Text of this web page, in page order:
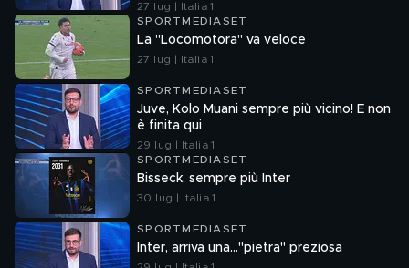
27 lug | Italia 1
SPORTMEDIASET
La "Locomotora" va veloce
27 lug | Italia 1
SPORTMEDIASET
Juve, Kolo Muani sempre più vicino! E non
è finita qui
29 lug | Italia 1
SPORTMEDIASET
Bisseck, sempre più Inter
30 lug | Italia 1
SPORTMEDIASET
Inter, arriva una..."pietra" preziosa